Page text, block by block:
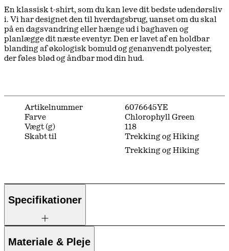
En klassisk t-shirt, som du kan leve dit bedste udendørsliv
i. Vi har designet den til hverdagsbrug, uanset om du skal
på en dagsvandring eller hænge ud i baghaven og
planlægge dit næste eventyr. Den er lavet af en holdbar
blanding af økologisk bomuld og genanvendt polyester,
der føles blød og åndbar mod din hud.
Artikelnummer
6076645YE
Farve
Chlorophyll Green
Vægt (g)
118
Skabt til
Trekking og Hiking
Trekking og Hiking
Specifikationer
Materiale & Pleje